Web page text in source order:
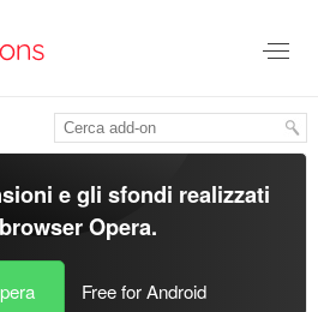
e gli sfondi realizzati
browser Opera.
Free for Android